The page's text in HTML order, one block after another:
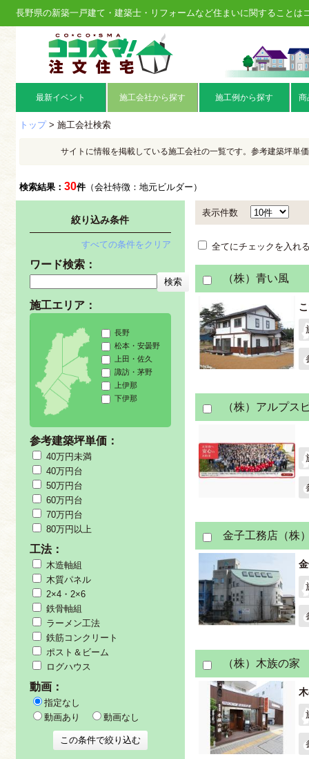
長野県の新築一戸建て・建築士・リフォームなど住まいに関することは
最新イベント 施工会社から探す 施工例から探す 商
トップ> 施工会社検索
サイトに情報を掲載している施工会社の一覧です。参考建築坪単
検索結果： 30件（会社特徴：地元ビルダー）
表示件数
全てにチェックを入れ
（株）青い風
（株）アルプス
金子工務店（株
（株）木族の家
絞り込み条件
すべての条件をクリア
ワード検索：
施工エリア：
長野
松本・安曇野
上田・佐久
諏訪・茅野
上伊那
下伊那
参考建築坪単価：
40万円未満
40万円台
50万円台
60万円台
70万円台
80万円以上
工法：
木造軸組
木質パネル
2×4・2×6
鉄骨軸組
ラーメン工法
鉄筋コンクリート
ポスト＆ビーム
ログハウス
動画：
指定なし
動画あり
動画なし